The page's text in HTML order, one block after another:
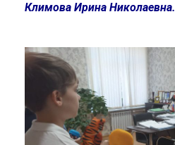
Климова Ирина Николаевна.